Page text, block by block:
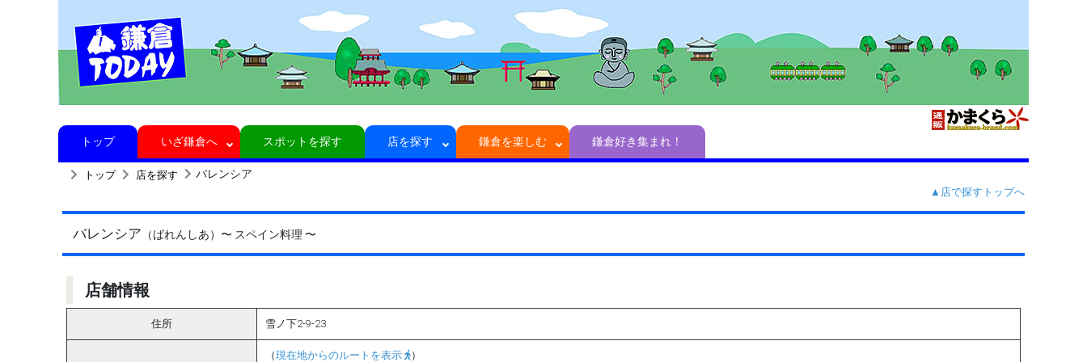
トップ いざ鎌倉へ スポットを探す 店を探す 鎌倉を楽しむ 鎌倉好き集まれ！
トップ 店を探す バレンシア
▲店で探すトップへ
バレンシア （ばれんしあ） 〜 スペイン料理 〜
店舗情報
住所 雪ノ下2-9-23
（現在地からのルートを表示 ）